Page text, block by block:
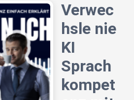
Verwec
hsle nie
KI
Sprach
kompet